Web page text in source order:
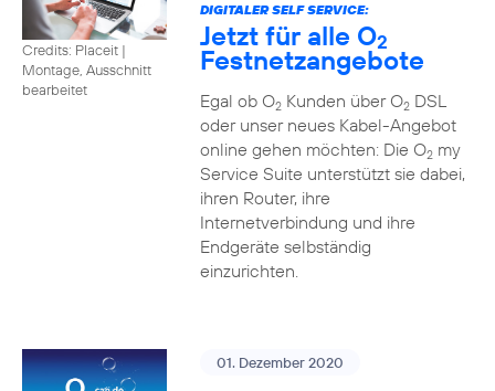
Credits: Placeit |
Montage, Ausschnitt
bearbeitet
DIGITALER SELF SERVICE:
Jetzt für alle O2
Festnetzangebote
Egal ob O2Kunden über O2DSL
oder unser neues Kabel-Angebot
online gehen möchten: Die O2my
Service Suite unterstützt sie dabei,
ihren Router, ihre
Internetverbindung und ihre
Endgeräte selbständig
einzurichten.
01. Dezember 2020